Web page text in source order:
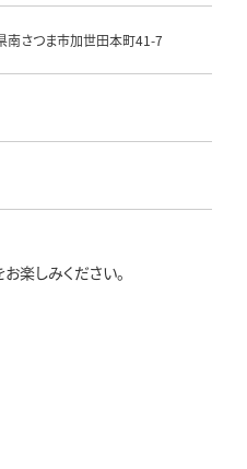
さつま市加世田本町41-7
楽しみください。